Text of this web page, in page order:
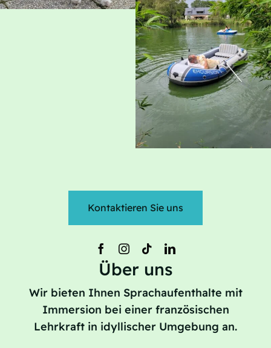
Kontaktieren Sie uns
Über uns
Wir bieten Ihnen Sprachaufenthalte mit
Immersion bei einer französischen
Lehrkraft in idyllischer Umgebung an.